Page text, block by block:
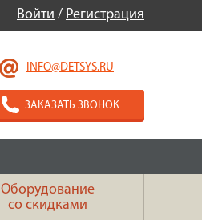
Войти / Регистрация
INFO@DETSYS.RU
ЗАКАЗАТЬ ЗВОНОК
Оборудование
со скидками